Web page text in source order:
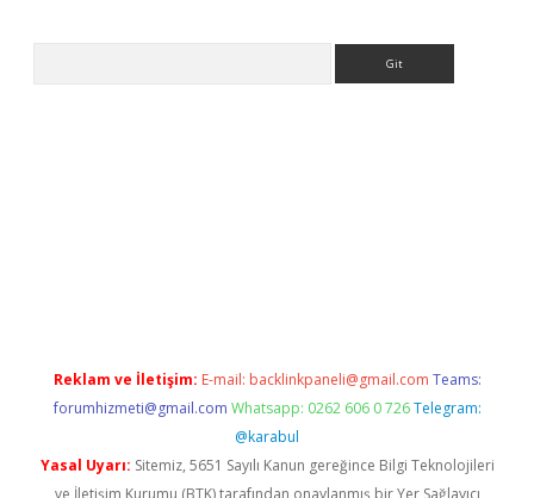
Reklam ve İletişim: E-mail: backlinkpaneli@gmail.com Teams:
forumhizmeti@gmail.com Whatsapp: 0262 606 0 726 Telegram:
@karabul
Yasal Uyarı: Sitemiz, 5651 Sayılı Kanun gereğince Bilgi Teknolojileri
ve İletişim Kurumu (BTK) tarafından onaylanmış bir Yer Sağlayıcı